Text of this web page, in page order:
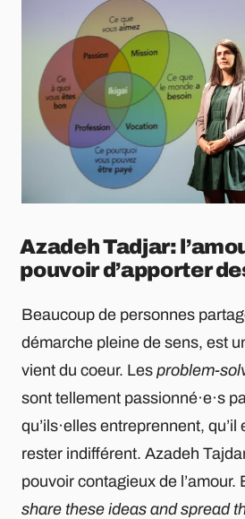
Azadeh Tadjar:
pouvoir d’apporter
Beaucoup de personnes
démarche pleine de sens, est
vient du coeur. Les problem-
sont tellement passionné·e·s
qu’ils·elles entreprennent, qu’il
rester indifférent. Azadeh
pouvoir contagieux de l’amour.
share these ideas and spread